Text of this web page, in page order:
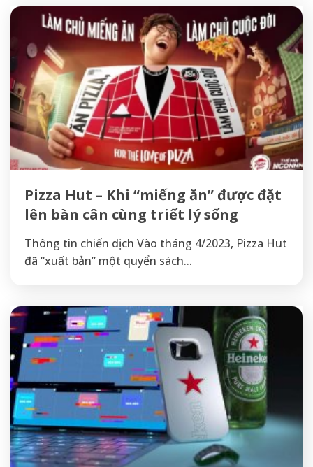
Pizza Hut – Khi “miếng ăn” được đặt
lên bàn cân cùng triết lý sống
Thông tin chiến dịch Vào tháng 4/2023, Pizza Hut
đã “xuất bản” một quyển sách...